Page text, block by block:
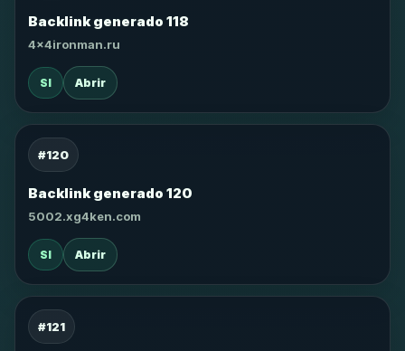
Backlink generado 118
4x4ironman.ru
SI Abrir
#120
Backlink generado 120
5002.xg4ken.com
SI Abrir
#121